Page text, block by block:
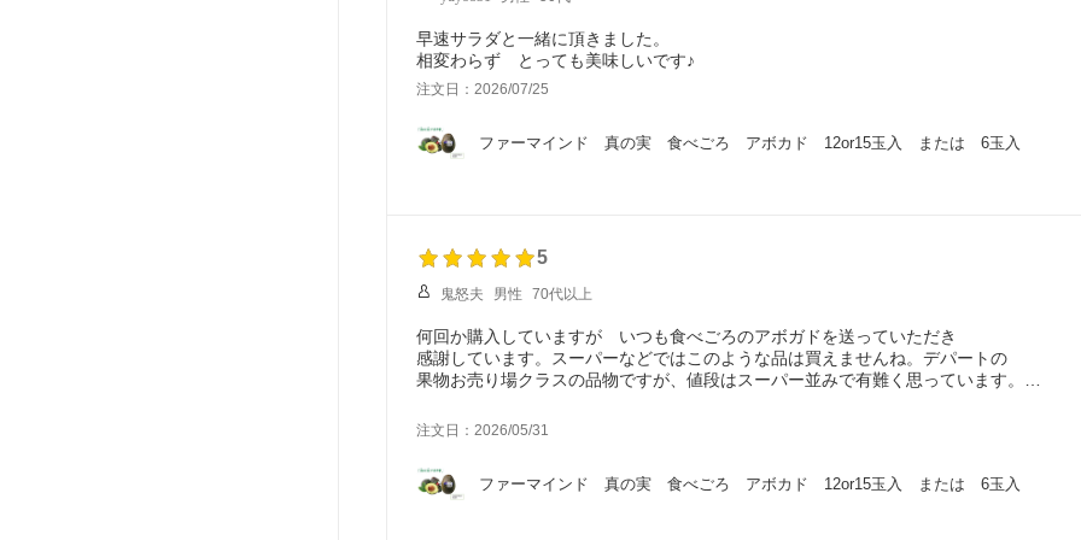
早速サラダと一緒に頂きました。
相変わらず とっても美味しいです♪
注文日：2026/07/25
ファーマインド　真の実　食べごろ　アボカド　12or15玉入　または　6玉入
5
鬼怒夫 男性 70代以上
何回か購入していますが いつも食べごろのアボガドを送っていただき
感謝しています。スーパーなどではこのような品は買えませんね。デパートの
果物お売り場クラスの品物ですが、値段はスーパー並みで有難く思っています。
今後とも頑張って良い品を送ってください。また注文します。
注文日：2026/05/31
ファーマインド　真の実　食べごろ　アボカド　12or15玉入　または　6玉入